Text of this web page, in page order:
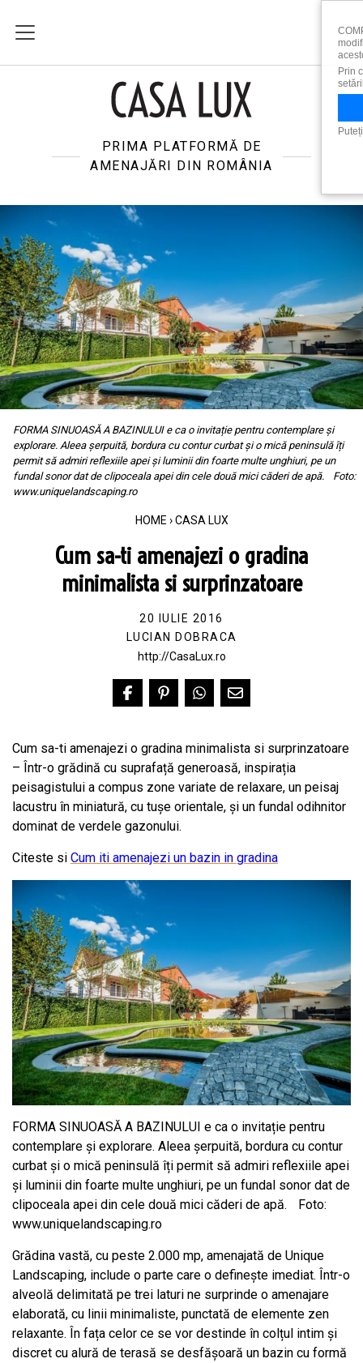
PRIMA PLATFORMĂ DE
AMENAJĂRI DIN ROMÂNIA
FORMA SINUOASĂ A BAZINULUI e ca o invitație pentru contemplare și
explorare. Aleea șerpuită, bordura cu contur curbat și o mică peninsulă îți
permit să admiri reflexiile apei și luminii din foarte multe unghiuri, pe un
fundal sonor dat de clipoceala apei din cele două mici căderi de apă. Foto:
www.uniquelandscaping.ro
HOME › CASA LUX
Cum sa-ti amenajezi o gradina
minimalista si surprinzatoare
20 IULIE 2016
LUCIAN DOBRACA
http://CasaLux.ro
Cum sa-ti amenajezi o gradina minimalista si surprinzatoare
– Într-o grădină cu suprafață generoasă, inspirația
peisagistului a compus zone variate de relaxare, un peisaj
lacustru în miniatură, cu tușe orientale, și un fundal odihnitor
dominat de verdele gazonului.
Citeste si Cum iti amenajezi un bazin in gradina
FORMA SINUOASĂ A BAZINULUI e ca o invitație pentru
contemplare și explorare. Aleea șerpuită, bordura cu contur
curbat și o mică peninsulă îți permit să admiri reflexiile apei
și luminii din foarte multe unghiuri, pe un fundal sonor dat de
clipoceala apei din cele două mici căderi de apă. Foto:
www.uniquelandscaping.ro
Grădina vastă, cu peste 2.000 mp, amenajată de Unique
Landscaping, include o parte care o definește imediat. Într-o
alveolă delimitată pe trei laturi ne surprinde o amenajare
elaborată, cu linii minimaliste, punctată de elemente zen
relaxante. În fața celor ce se vor destinde în colțul intim și
discret cu alură de terasă se desfășoară un bazin cu formă
Prin